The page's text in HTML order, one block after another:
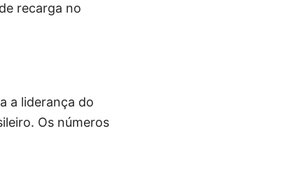
recarga no
a liderança do
Os números